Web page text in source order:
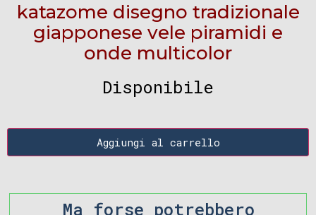
katazome disegno tradizionale
giapponese vele piramidi e
onde multicolor
Disponibile
Aggiungi al carrello
Ma forse potrebbero